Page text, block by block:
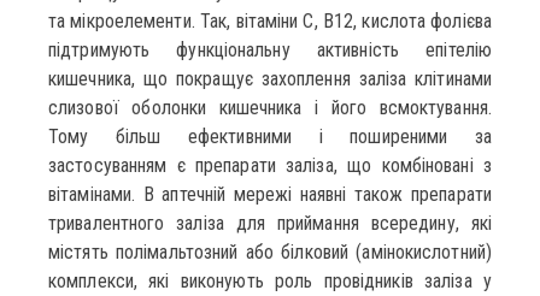
та мікроелементи. Так, вітаміни С, В12, кислота фолієва
підтримують функціональну активність епітелію
кишечника, що покращує захоплення заліза клітинами
слизової оболонки кишечника і його всмоктування.
Тому більш ефективними і поширеними за
застосуванням є препарати заліза, що комбіновані з
вітамінами. В аптечній мережі наявні також препарати
тривалентного заліза для приймання всередину, які
містять полімальтозний або білковий (амінокислотний)
комплекси, які виконують роль провідників заліза у